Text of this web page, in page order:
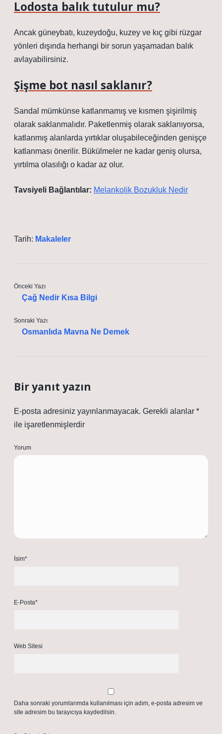
Lodosta balık tutulur mu?
Ancak güneybatı, kuzeydoğu, kuzey ve kıç gibi rüzgar
yönleri dışında herhangi bir sorun yaşamadan balık
avlayabilirsiniz.
Şişme bot nasıl saklanır?
Sandal mümkünse katlanmamış ve kısmen şişirilmiş
olarak saklanmalıdır. Paketlenmiş olarak saklanıyorsa,
katlanmış alanlarda yırtıklar oluşabileceğinden genişçe
katlanması önerilir. Bükülmeler ne kadar geniş olursa,
yırtılma olasılığı o kadar az olur.
Tavsiyeli Bağlantılar: Melankolik Bozukluk Nedir
Tarih: Makaleler
Önceki Yazı
Çağ Nedir Kısa Bilgi
Sonraki Yazı
Osmanlıda Mavna Ne Demek
Bir yanıt yazın
E-posta adresiniz yayınlanmayacak. Gerekli alanlar *
ile işaretlenmişlerdir
Yorum
İsim*
E-Posta*
Web Sitesi
Daha sonraki yorumlarımda kullanılması için adım, e-posta adresim ve
site adresim bu tarayıcıya kaydedilsin.